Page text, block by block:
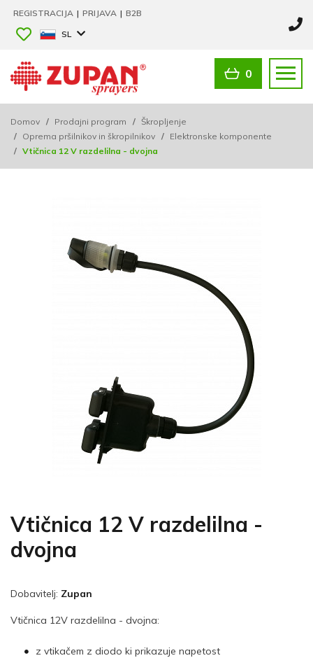
REGISTRACIJA | PRIJAVA | B2B
SL
0
Domov / Prodajni program / Škropljenje
/ Oprema pršilnikov in škropilnikov / Elektronske komponente
/ Vtičnica 12 V razdelilna - dvojna
Vtičnica 12 V razdelilna -
dvojna
Dobavitelj: Zupan
Vtičnica 12V razdelilna - dvojna:
z vtikačem z diodo ki prikazuje napetost